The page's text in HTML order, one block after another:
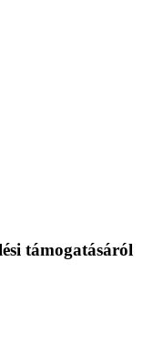
támogatásáról